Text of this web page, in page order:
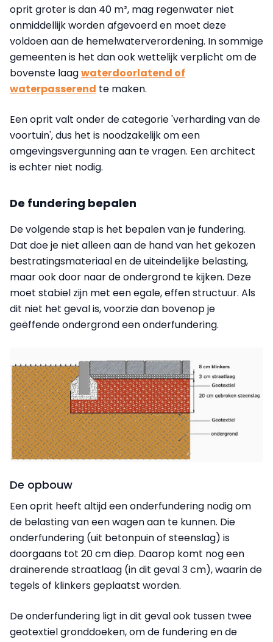
oprit groter is dan 40 m², mag regenwater niet
onmiddellijk worden afgevoerd en moet deze
voldoen aan de hemelwaterverordening. In sommige
gemeenten is het dan ook wettelijk verplicht om de
bovenste laagwaterdoorlatend of
waterpasserend te maken.
Een oprit valt onder de categorie 'verharding van de
voortuin', dus het is noodzakelijk om een
omgevingsvergunning aan te vragen. Een architect
is echter niet nodig.
De fundering bepalen
De volgende stap is het bepalen van je fundering.
Dat doe je niet alleen aan de hand van het gekozen
bestratingsmateriaal en de uiteindelijke belasting,
maar ook door naar de ondergrond te kijken. Deze
moet stabiel zijn met een egale, effen structuur. Als
dit niet het geval is, voorzie dan bovenop je
geëffende ondergrond een onderfundering.
De opbouw
Een oprit heeft altijd een onderfundering nodig om
de belasting van een wagen aan te kunnen. Die
onderfundering (uit betonpuin of steenslag) is
doorgaans tot 20 cm diep. Daarop komt nog een
drainerende straatlaag (in dit geval 3 cm), waarin de
tegels of klinkers geplaatst worden.
De onderfundering ligt in dit geval ook tussen twee
geotextiel gronddoeken, om de fundering en de